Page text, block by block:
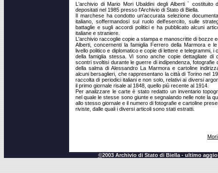
L'archivio di Mario Mori Ubaldini degli Alberti `
depositati nel 1985 presso l'Archivio di Stato di Biella.
Il marchese ha condotto un'accurata selezione
italiano, soffermandosi sul ruolo dell'esercito, sulle
battaglie e sugli accordi politici e ha pubblicato alcuni
italiane e straniere.
L'archivio raccoglie copie a stampa e manoscritte di bozze
Alberti, concernenti la famiglia Ferrero della Marmora e
livello politico e diplomatico e copie di lettere e telegrammi, i
della famiglia stessa. Vi sono anche copie dettagliate di
scontri svoltisi durante le guerre di indipendenza, fotografie
della salma di Alessandro La Marmora e cartoline
alcuni bersaglieri, che rappresentano la città di Torino nel
raccolta di periodici italiani e non solo, relativi ai diversi
il primo giornale risale al 1848, quello più recente al 1914.
Per analizzare le carte è stato redatto un inventario
nel quale le stesse sono giunte e segnalando nelle note la
allo stesso giornale e il numero di fotografie e cartoline
riviste, dalle quali i diversi articoli sono stati estratti.
©2003 Archivio di Stato di Biella - ultimo